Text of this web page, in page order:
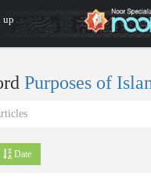
up
Purposes of
Date